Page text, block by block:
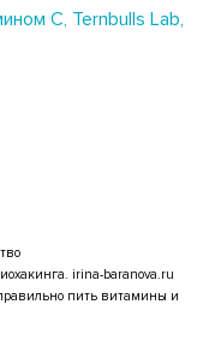
С, Ternbulls Lab,
irina-baranova.ru
пить витамины и